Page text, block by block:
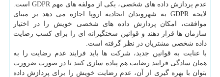
عدم پردازش داده های شخصی، یکی از مولفه های مهم GDPR است.
لایحه GDPR به شهروندان اتحادیه اروپا اجازه می دهد بر مبنای
موافقت، امکان پردازش داده های شخصی خویش را در اختیار
سازمان ها قرار دهند و قوانین سختگیرانه ای را برای کسب رضایت
داده شخصی مشتریان در نظر گرفته است.
با عنایت به قوانین جدید، شرکت ها باید فرایند عدم رضایت را به
همان سادگی فرایند رضایت هم پیاده سازی کنند تا در صورت ضرورت
بتوان با بهره گیری از آن، عدم رضایت خویش را برای پردازش داده